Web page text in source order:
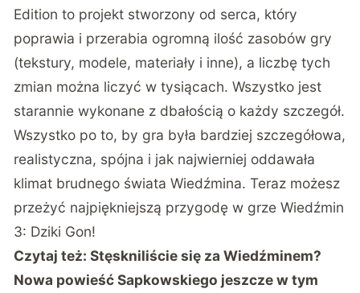
Edition to projekt stworzony od serca, który
poprawia i przerabia ogromną ilość zasobów gry
(tekstury, modele, materiały i inne), a liczbę tych
zmian można liczyć w tysiącach. Wszystko jest
starannie wykonane z dbałością o każdy szczegół.
Wszystko po to, by gra była bardziej szczegółowa,
realistyczna, spójna i jak najwierniej oddawała
klimat brudnego świata Wiedźmina. Teraz możesz
przeżyć najpiękniejszą przygodę w grze Wiedźmin
3: Dziki Gon!
Czytaj też:Stęskniliście się za Wiedźminem?
Nowa powieść Sapkowskiego jeszcze w tym